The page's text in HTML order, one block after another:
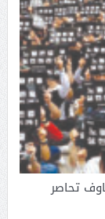
تحاصر